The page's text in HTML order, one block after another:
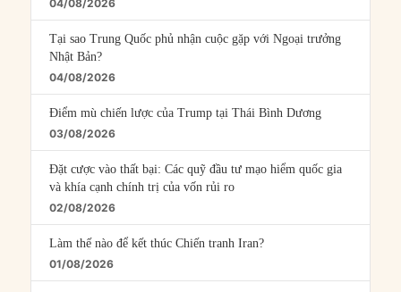
04/08/2026
Tại sao Trung Quốc phủ nhận cuộc gặp với Ngoại trưởng
Nhật Bản?
04/08/2026
Điểm mù chiến lược của Trump tại Thái Bình Dương
03/08/2026
Đặt cược vào thất bại: Các quỹ đầu tư mạo hiểm quốc gia
và khía cạnh chính trị của vốn rủi ro
02/08/2026
Làm thế nào để kết thúc Chiến tranh Iran?
01/08/2026